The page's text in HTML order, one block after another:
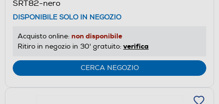
SRT82-nero
DISPONIBILE SOLO IN NEGOZIO
Acquisto online: non disponibile
Ritiro in negozio in 30' gratuito: verifica
CERCA NEGOZIO